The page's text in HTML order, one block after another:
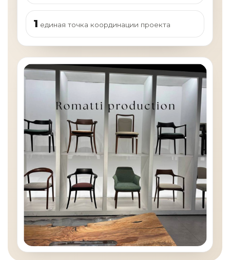
1 единая точка координации проекта